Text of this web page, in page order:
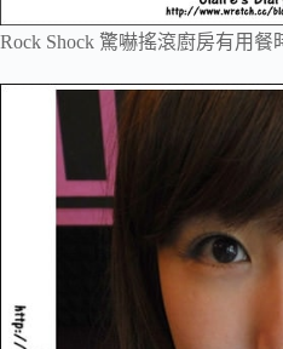
Rock Shock 驚嚇搖滾廚房有用餐